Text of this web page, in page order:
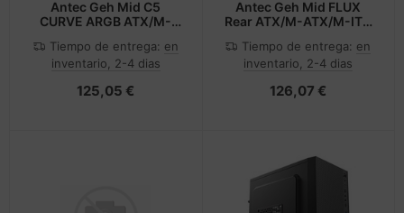
Antec Geh Mid C5
CURVE ARGB ATX/M-
- Midi/Minitower
Tiempo de entrega: en
inventario, 2-4 dias
125,05 €
Antec Geh Mid FLUX
Rear ATX/M-ATX/M-ITX
Midi/Minitower - ATX
Tiempo de entrega: en
inventario, 2-4 dias
126,07 €